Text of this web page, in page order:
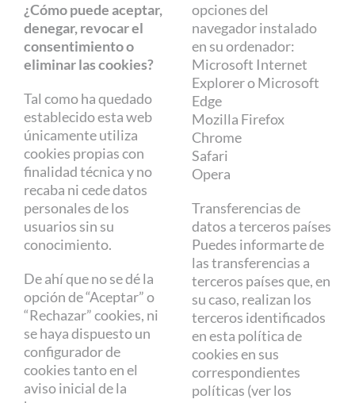
¿Cómo puede aceptar,
denegar, revocar el
consentimiento o
eliminar las cookies?
Tal como ha quedado
establecido esta web
únicamente utiliza
cookies propias con
finalidad técnica y no
recaba ni cede datos
personales de los
usuarios sin su
conocimiento.
De ahí que no se dé la
opción de “Aceptar” o
“Rechazar” cookies, ni
se haya dispuesto un
configurador de
cookies tanto en el
aviso inicial de la
opciones del
navegador instalado
en su ordenador:
Microsoft Internet
Explorer o Microsoft
Edge
Mozilla Firefox
Chrome
Safari
Opera
Transferencias de
datos a terceros países
Puedes informarte de
las transferencias a
terceros países que, en
su caso, realizan los
terceros identificados
en esta política de
cookies en sus
correspondientes
políticas (ver los